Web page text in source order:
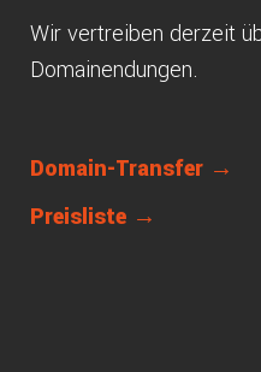
Wir vertreiben derzeit
Domainendungen.
Domain-Transfer →
Preisliste →